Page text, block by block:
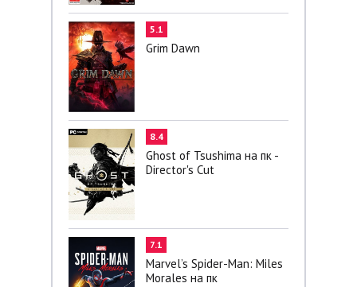
5.1
Grim Dawn
8.4
Ghost of Tsushima на пк -
Director's Cut
7.1
Marvel’s Spider-Man: Miles
Morales на пк